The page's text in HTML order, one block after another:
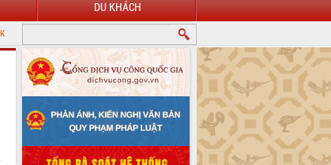
DU KHÁCH